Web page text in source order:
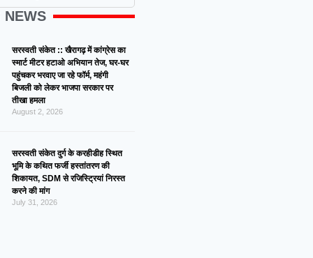
NEWS
सरस्वती संकेत :: खैरागढ़ में कांग्रेस का
स्मार्ट मीटर हटाओ अभियान तेज, घर-घर
पहुंचकर भरवाए जा रहे फॉर्म, महंगी
बिजली को लेकर भाजपा सरकार पर
तीखा हमला
August 2, 2026
सरस्वती संकेत दुर्ग के करहीडीह स्थित
भूमि के कथित फर्जी हस्तांतरण की
शिकायत, SDM से रजिस्ट्रियां निरस्त
करने की मांग
July 31, 2026